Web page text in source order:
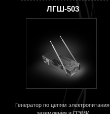
ЛГШ-503
Генератор по цепям электропитания,